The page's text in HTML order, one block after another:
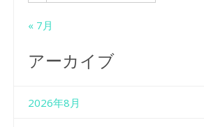
« 7月
アーカイブ
2026年8月